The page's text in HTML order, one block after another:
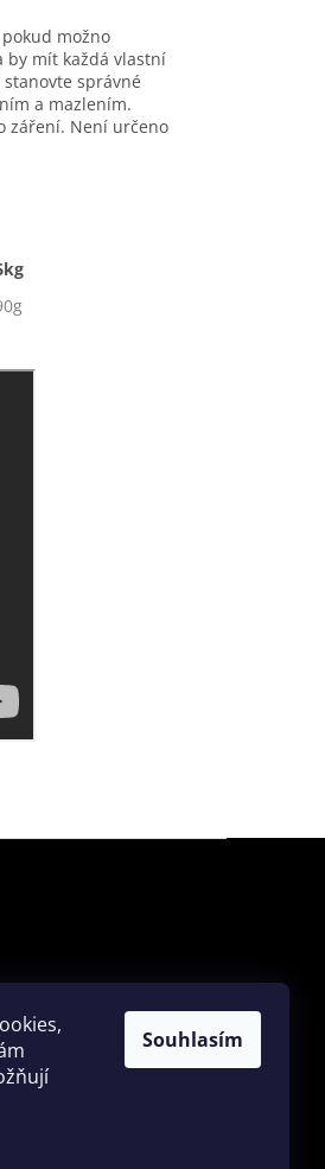
Souhlasím
možno
by mít každá vlastní
správné
a mazlením.
záření. Není určeno